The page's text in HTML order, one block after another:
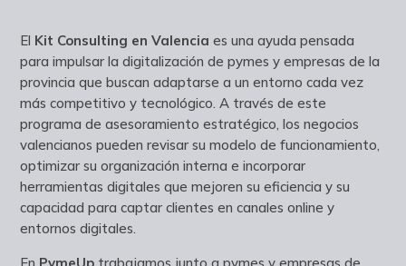
El Kit Consulting en Valencia es una ayuda pensada
para impulsar la digitalización de pymes y empresas de la
provincia que buscan adaptarse a un entorno cada vez
más competitivo y tecnológico. A través de este
programa de asesoramiento estratégico, los negocios
valencianos pueden revisar su modelo de funcionamiento,
optimizar su organización interna e incorporar
herramientas digitales que mejoren su eficiencia y su
capacidad para captar clientes en canales online y
entornos digitales.